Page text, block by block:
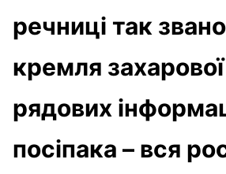
речниці так
кремля
рядових
посіпака – вся